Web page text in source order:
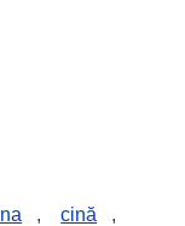
, cină ,